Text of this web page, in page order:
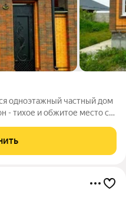
одноэтажный частный дом
- тихое и обжитое место с
43. Недалеко